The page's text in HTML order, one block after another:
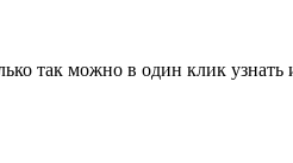
так можно в один клик